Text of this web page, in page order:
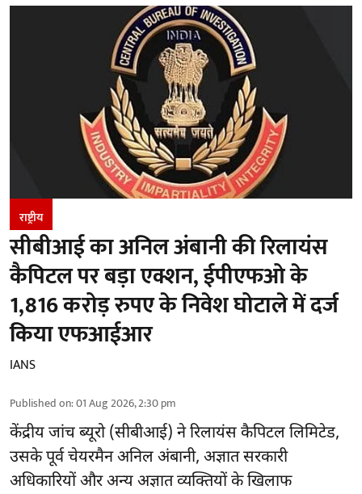
राष्ट्रीय
सीबीआई का अनिल अंबानी की रिलायंस
कैपिटल पर बड़ा एक्शन, ईपीएफओ के
1,816 करोड़ रुपए के निवेश घोटाले में दर्ज
किया एफआईआर
IANS
Published on:01 Aug 2026, 2:30 pm
केंद्रीय जांच ब्यूरो (सीबीआई) ने रिलायंस कैपिटल लिमिटेड,
उसके पूर्व चेयरमैन अनिल अंबानी, अज्ञात सरकारी
अधिकारियों और अन्य अज्ञात व्यक्तियों के खिलाफ